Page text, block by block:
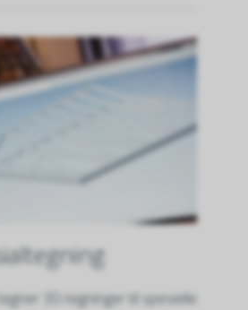
3D-tegninger til spesielle